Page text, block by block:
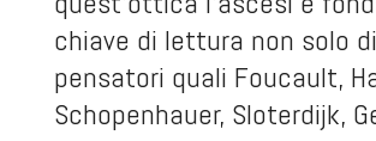
chiave di lettura non solo di
pensatori quali Foucault,
Schopenhauer, Sloterdijk,